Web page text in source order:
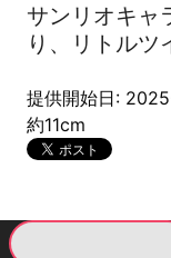
サンリオキャ
り、リトルツ
提供開始日:
約11cm